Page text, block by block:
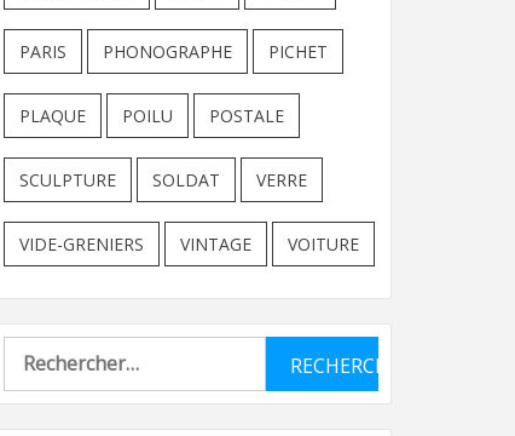
PARIS PHONOGRAPHE PICHET
PLAQUE POILU POSTALE
SCULPTURE SOLDAT VERRE
VIDE-GRENIERS VINTAGE VOITURE
Rechercher :